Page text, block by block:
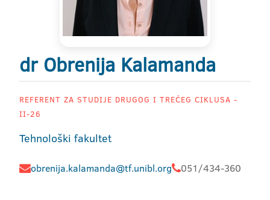
dr Obrenija Kalamanda
REFERENT ZA STUDIJE DRUGOG I TREĆEG CIKLUSA -
II-26
Tehnološki fakultet
obrenija.kalamanda@tf.unibl.org 051/434-360